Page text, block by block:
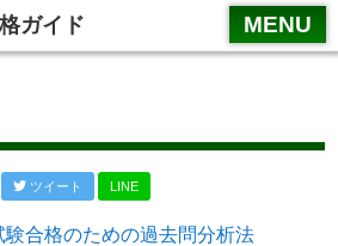
ガイド MENU
ル１
ツイート LINE
験合格のための過去問分析法